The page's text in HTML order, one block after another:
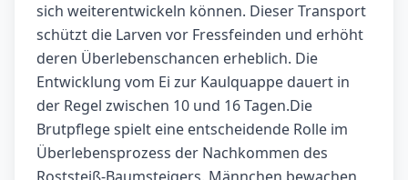
sich weiterentwickeln können. Dieser Transport
schützt die Larven vor Fressfeinden und erhöht
deren Überlebenschancen erheblich. Die
Entwicklung vom Ei zur Kaulquappe dauert in
der Regel zwischen 10 und 16 Tagen.Die
Brutpflege spielt eine entscheidende Rolle im
Überlebensprozess der Nachkommen des